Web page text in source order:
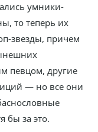
умники-
то теперь их
звезды, причем
певцом, другие
— но все они
бы за это.